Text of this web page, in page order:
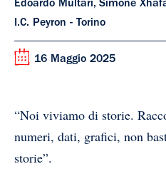
Edoardo Multari, Simone
I.C. Peyron - Torino
16 Maggio 2025
“Noi viviamo di storie.
numeri, dati, grafici, non
storie”.